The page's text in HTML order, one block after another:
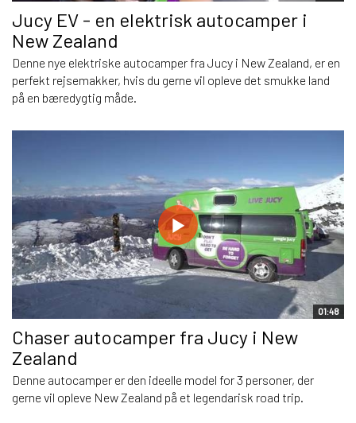
Jucy EV - en elektrisk autocamper i
New Zealand
Denne nye elektriske autocamper fra Jucy i New Zealand, er en
perfekt rejsemakker, hvis du gerne vil opleve det smukke land
på en bæredygtig måde.
01:48
Chaser autocamper fra Jucy i New
Zealand
Denne autocamper er den ideelle model for 3 personer, der
gerne vil opleve New Zealand på et legendarisk road trip.